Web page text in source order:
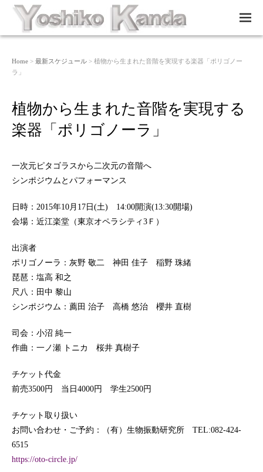
EN
Home > 最新スケジュール > 植物から生まれた音階を実現する楽器「ポリゴノー
ラ」
植物から生まれた音階を実現する
楽器「ポリゴノーラ」
一次元ピタゴラスから二次元の音階へ
シンポジウムとパフォーマンス
日時：2015年10月17日(土) 14:00開演(13:30開場)
会場：近江楽堂（東京オペラシティ3Ｆ）
出演者
ポリゴノーラ：灰野 敬二 神田 佳子 稲野 珠緒
琵琶：塩高 和之
尺八：田中 黎山
シンポジウム：薦田 治子 高橋 悠治 櫻井 直樹
司会：小沼 純一
作曲：一ノ瀬 トニカ 桜井 真樹子
チケット代金
前売3500円 当日4000円 学生2500円
チケット取り扱い
お問い合わせ・ご予約：（有）生物振動研究所 TEL:082-424-
6515
https://oto-circle.jp/